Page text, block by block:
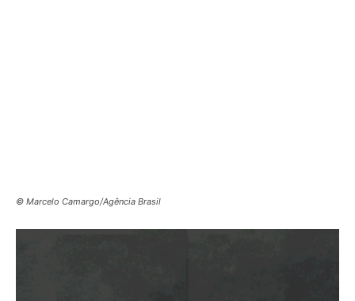
© Marcelo Camargo/Agência Brasil